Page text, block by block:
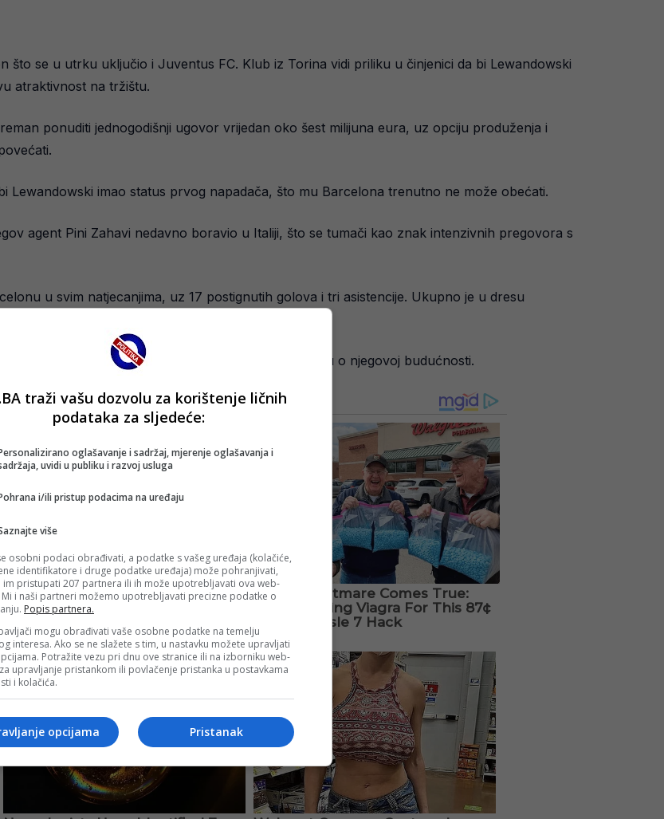
što se u utrku uključio i Juventus FC. Klub iz Torina vidi priliku u činjenici da bi Lewandowski
atraktivnost na tržištu.
ponuditi jednogodišnji ugovor vrijedan oko šest milijuna eura, uz opciju produženja i
Lewandowski imao status prvog napadača, što mu Barcelona trenutno ne može obećati.
agent Pini Zahavi nedavno boravio u Italiji, što se tumači kao znak intenzivnih pregovora s
u svim natjecanjima, uz 17 postignutih golova i tri asistencije. Ukupno je u dresu
i dodao 23 asistencije.
kraju, a naredni mjeseci donijet će konačnu odluku o njegovoj budućnosti.
traži vašu dozvolu za korištenje ličnih
podataka za sljedeće:
oglašavanje i sadržaj, mjerenje oglašavanja i
uvidi u publiku i razvoj usluga
i/ili pristup podacima na uređaju
više
osobni podaci obrađivati, a podatke s vašeg uređaja (kolačiće,
identifikatore i druge podatke uređaja) može pohranjivati,
im pristupati 207 partnera ili ih može upotrebljavati ova web-
Mi i naši partneri možemo upotrebljavati precizne podatke o
Popis partnera.
mogu obrađivati vaše osobne podatke na temelju
interesa. Ako se ne slažete s tim, u nastavku možete upravljati
Potražite vezu pri dnu ove stranice ili na izborniku web-
upravljanje pristankom ili povlačenje pristanka u postavkama
i kolačića.
Pristanak
opcijama